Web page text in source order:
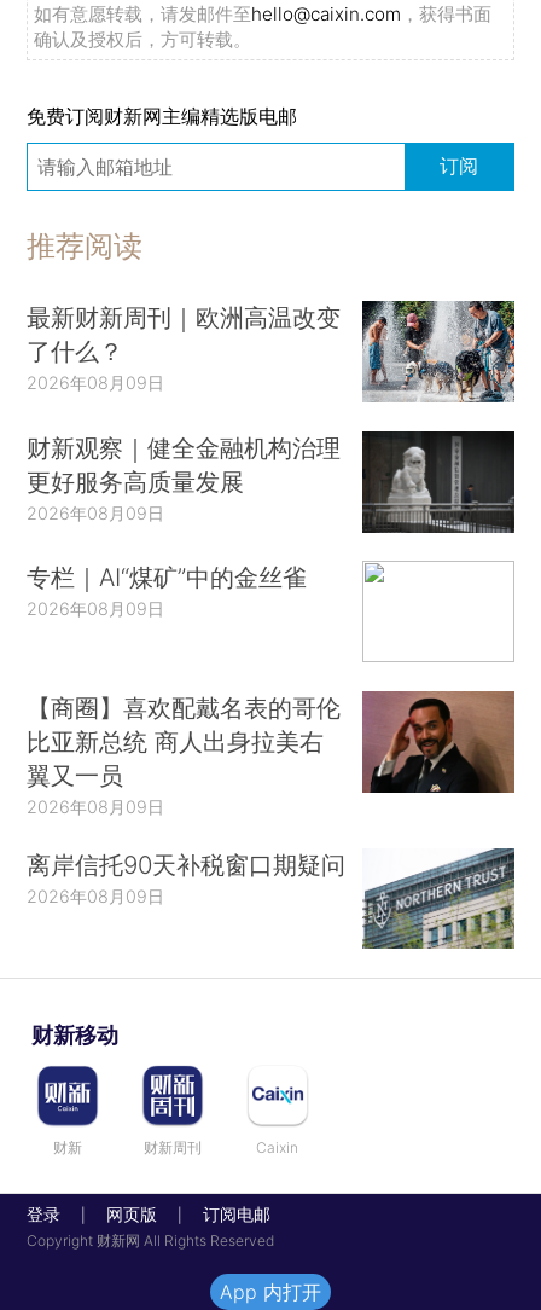
如有意愿转载，请发邮件至hello@caixin.com ，获得书面
确认及授权后，方可转载。
免费订阅财新网主编精选版电邮
订阅
推荐阅读
最新财新周刊｜欧洲高温改变
了什么？
2026年08月09日
财新观察｜健全金融机构治理
更好服务高质量发展
2026年08月09日
专栏｜AI“煤矿”中的金丝雀
2026年08月09日
【商圈】喜欢配戴名表的哥伦
比亚新总统 商人出身拉美右
翼又一员
2026年08月09日
离岸信托90天补税窗口期疑问
2026年08月09日
财新移动
财新 财新周刊 Caixin
登录 网页版 订阅电邮
Copyright 财新网 All Rights Reserved
App 内打开